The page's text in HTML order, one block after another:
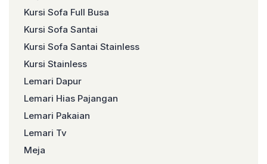
Kursi Sofa Full Busa
Kursi Sofa Santai
Kursi Sofa Santai Stainless
Kursi Stainless
Lemari Dapur
Lemari Hias Pajangan
Lemari Pakaian
Lemari Tv
Meja